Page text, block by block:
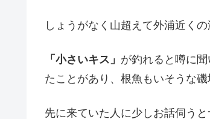
しょうがなく山超えて外浦近く
「小さいキス」 が釣れると噂に
たことがあり、根魚もいそうな
先に来ていた人に少しお話伺う